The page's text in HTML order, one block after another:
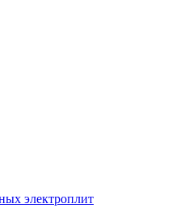
электроплит